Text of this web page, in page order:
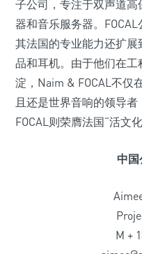
子公司，专注于双声道
器和音乐服务器。
其法国的专业能力还扩
品和耳机。由于他们在
淀，Naim & FOCAL不仅
且还是世界音响的领导
FOCAL则荣膺法国“活文
中
M +